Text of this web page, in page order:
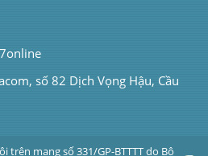
số 82 Dịch Vọng Hậu, Cầu
trên mạng số 331/GP-BTTTT do Bộ